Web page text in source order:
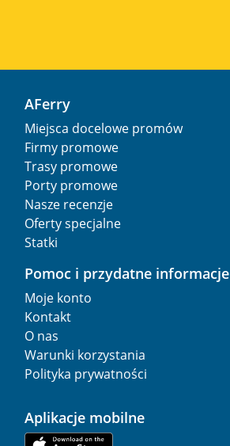
AFerry
Miejsca docelowe promów
Firmy promowe
Trasy promowe
Porty promowe
Nasze recenzje
Oferty specjalne
Statki
Pomoc i przydatne informacje
Moje konto
Kontakt
O nas
Warunki korzystania
Polityka prywatności
Aplikacje mobilne